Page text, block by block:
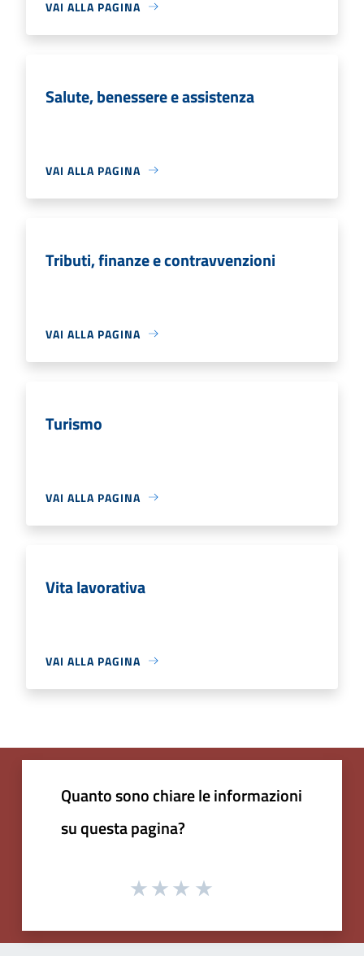
VAI ALLA PAGINA
Salute, benessere e assistenza
VAI ALLA PAGINA
Tributi, finanze e contravvenzioni
VAI ALLA PAGINA
Turismo
VAI ALLA PAGINA
Vita lavorativa
VAI ALLA PAGINA
Quanto sono chiare le informazioni
su questa pagina?